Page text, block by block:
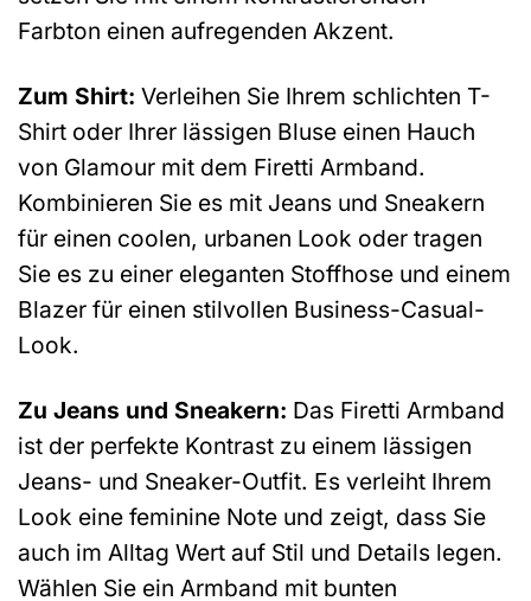
Farbton einen aufregenden Akzent.
Zum Shirt: Verleihen Sie Ihrem schlichten T-
Shirt oder Ihrer lässigen Bluse einen Hauch
von Glamour mit dem Firetti Armband.
Kombinieren Sie es mit Jeans und Sneakern
für einen coolen, urbanen Look oder tragen
Sie es zu einer eleganten Stoffhose und einem
Blazer für einen stilvollen Business-Casual-
Look.
Zu Jeans und Sneakern: Das Firetti Armband
ist der perfekte Kontrast zu einem lässigen
Jeans- und Sneaker-Outfit. Es verleiht Ihrem
Look eine feminine Note und zeigt, dass Sie
auch im Alltag Wert auf Stil und Details legen.
Wählen Sie ein Armband mit bunten